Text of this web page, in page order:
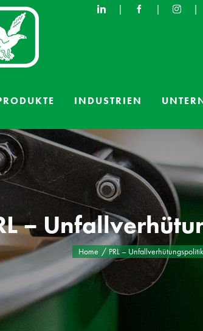
| | |
INDUSTRIEN
–
Home PRL – Unfallverhütungspolitik